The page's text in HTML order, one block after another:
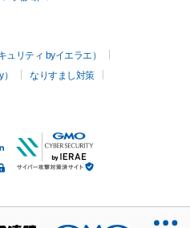
リティ byイエラエ）
なりすまし対策